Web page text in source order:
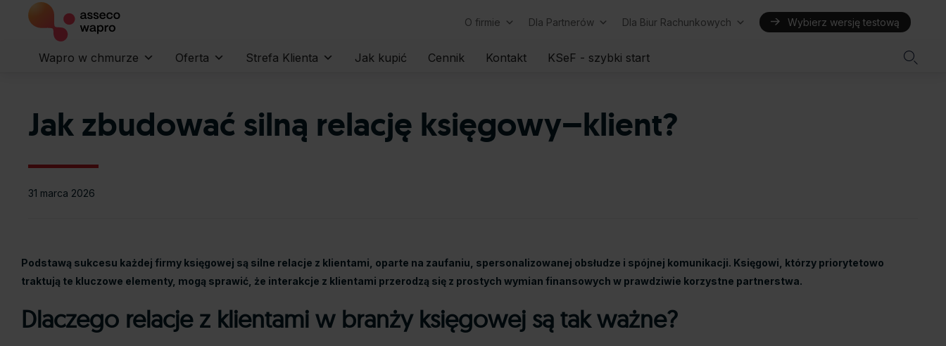
O firmie Dla Partnerów Dla Biur Rachunkowych Wybierz wersję testową
to
Wapro w chmurze Oferta Strefa Klienta Jak kupić Cennik Kontakt KSeF - szybki start 
Jak zbudować silną relację księgowy–klient?
31 marca 2026
Podstawą sukcesu każdej firmy księgowej są silne relacje z klientami, oparte na zaufaniu, spersonalizowanej obsłudze i spójnej komunikacji. Księgowi, którzy priorytetowo
traktują te kluczowe elementy, mogą sprawić, że interakcje z klientami przerodzą się z prostych wymian finansowych w prawdziwie korzystne partnerstwa.
Dlaczego relacje z klientami w branży księgowej są tak ważne?